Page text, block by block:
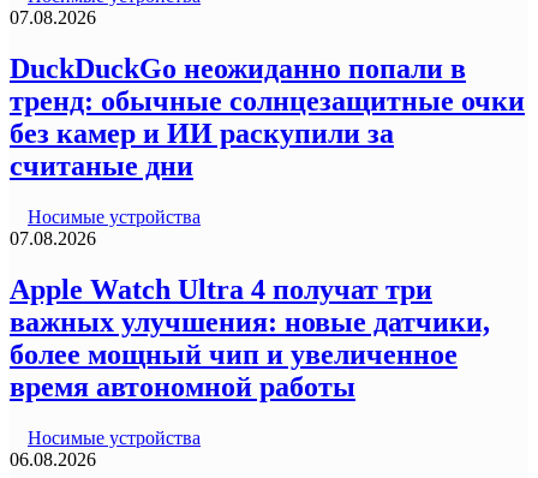
07.08.2026
DuckDuckGo неожиданно попали в
тренд: обычные солнцезащитные очки
без камер и ИИ раскупили за
считаные дни
Носимые устройства
07.08.2026
Apple Watch Ultra 4 получат три
важных улучшения: новые датчики,
более мощный чип и увеличенное
время автономной работы
Носимые устройства
06.08.2026